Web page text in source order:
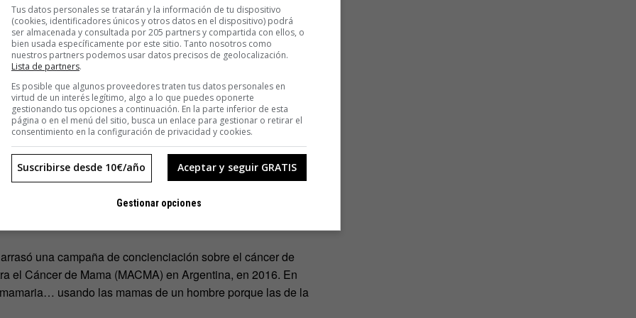
En resumen, creemos que el mundo es solo lo
de las cosas se nos ocultanen una suerte de profecía
y, por lo tanto, nunca podrá interesarnos porque nunca
se oculta responde a supuestos criterios de interés,
privada. Por ejemplo, respecto a lo que se considera
para ofender a determinada parte de la población.
los pezones femeninos, pero no los masculinos,
a nadie le violenta ver a un hombre con el torso
pecho descubierto, aunque sea para amamantar a un
una campaña de concienciación sobre el cáncer de
el Cáncer de Mama (MACMA) en Argentina, en 2016. En
usando las mamas de un hombre porque las de la
Tus datos personales se tratarán y la información de tu dispositivo
(cookies, identificadores únicos y otros datos en el dispositivo) podrá
ser almacenada y consultada por 205 partners y compartida con ellos, o
bien usada específicamente por este sitio. Tanto nosotros como
nuestros partners podemos usar datos precisos de geolocalización.
Lista de partners.
Es posible que algunos proveedores traten tus datos personales en
virtud de un interés legítimo, algo a lo que puedes oponerte
gestionando tus opciones a continuación. En la parte inferior de esta
página o en el menú del sitio, busca un enlace para gestionar o retirar el
consentimiento en la configuración de privacidad y cookies.
Aceptar y seguir GRATIS
Suscribirse desde 10€/año
Gestionar opciones